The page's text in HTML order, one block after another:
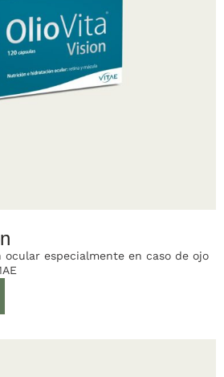
especialmente en caso de ojo